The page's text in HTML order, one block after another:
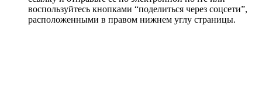
воспользуйтесь кнопками “поделиться через соцсети”,
расположенными в правом нижнем углу страницы.